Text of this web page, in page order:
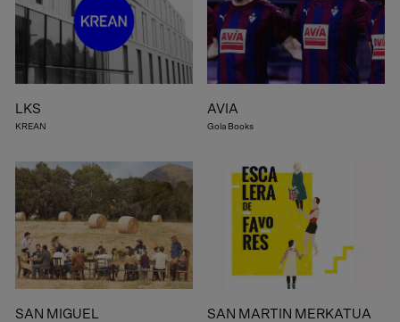
LKS
KREAN
AVIA
Gola Books
SAN MIGUEL SAN MARTIN MERKATUA